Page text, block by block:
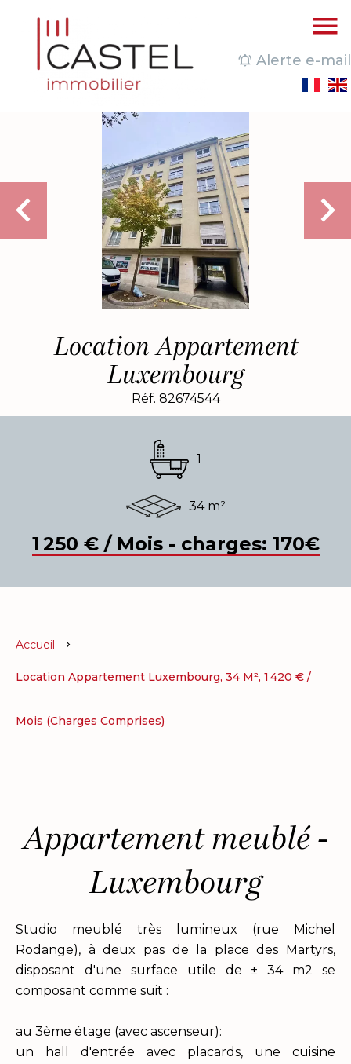
Alerte e-mail
Location Appartement
Luxembourg
Réf. 82674544
1
34 m²
1 250 € / Mois - charges: 170€
Accueil
Location Appartement Luxembourg, 34 M², 1 420 € /
Mois (Charges Comprises)
Appartement meublé -
Luxembourg
Studio meublé très lumineux (rue Michel
Rodange), à deux pas de la place des Martyrs,
disposant d'une surface utile de ± 34 m2 se
composant comme suit :
au 3ème étage (avec ascenseur):
un hall d'entrée avec placards, une cuisine